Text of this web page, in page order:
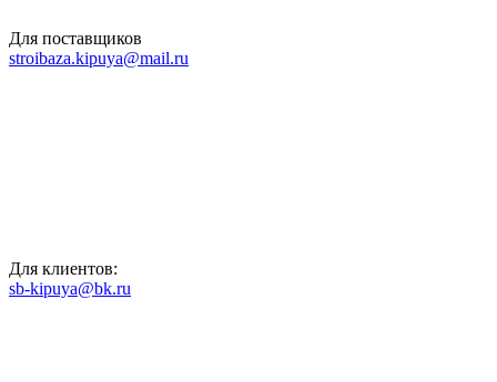
Для поставщиков
stroibaza.kipuya@mail.ru
Для клиентов:
sb-kipuya@bk.ru